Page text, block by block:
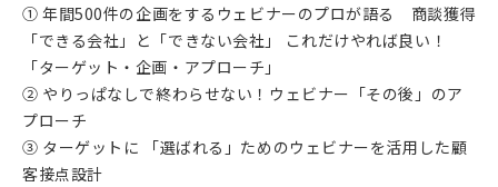
① 年間500件の企画をするウェビナーのプロが語る 商談獲得
「できる会社」と「できない会社」 これだけやれば良い！
「ターゲット・企画・アプローチ」
② やりっぱなしで終わらせない！ウェビナー「その後」のア
プローチ
③ ターゲットに 「選ばれる」ためのウェビナーを活用した顧
客接点設計